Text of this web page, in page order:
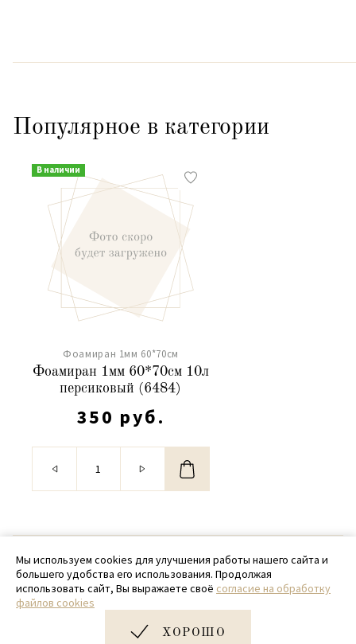
Популярное в категории
В наличии
Фоамиран 1мм 60*70см
Фоамиран 1мм 60*70см 10л
персиковый (6484)
350 руб.
© 2020 - 2026 SamPack
+ 7 (918) 699-97-87
zakaz@sampack.store
Мы используем cookies для улучшения работы нашего сайта и
большего удобства его использования. Продолжая
использовать сайт, Вы выражаете своё согласие на обработку
файлов cookies
ХОРОШО